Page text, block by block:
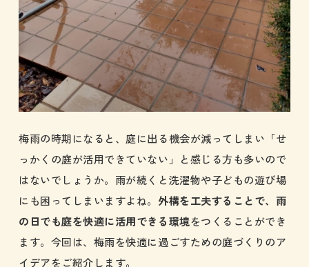
梅雨の時期になると、庭に出る機会が減ってしまい「せ
っかくの庭が活用できていない」と感じる方も多いので
はないでしょうか。雨が続くと洗濯物や子どもの遊び場
にも困ってしまいますよね。 外構を工夫することで、雨
の日でも庭を快適に活用できる環境をつくることができ
ます。今回は、梅雨を快適に過ごすための庭づくりのア
イデアをご紹介します。